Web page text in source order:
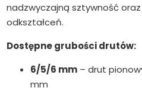
nadzwyczajną sztywność
odkształceń.
Dostępne grubości drutów:
6/5/6 mm – drut
mm